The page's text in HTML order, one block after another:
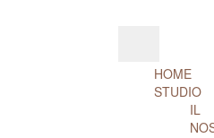
HOME
STUDIO
IL